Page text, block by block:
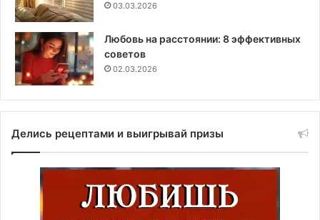
03.03.2026
Любовь на расстоянии: 8 эффективных
советов
02.03.2026
Делись рецептами и выигрывай призы